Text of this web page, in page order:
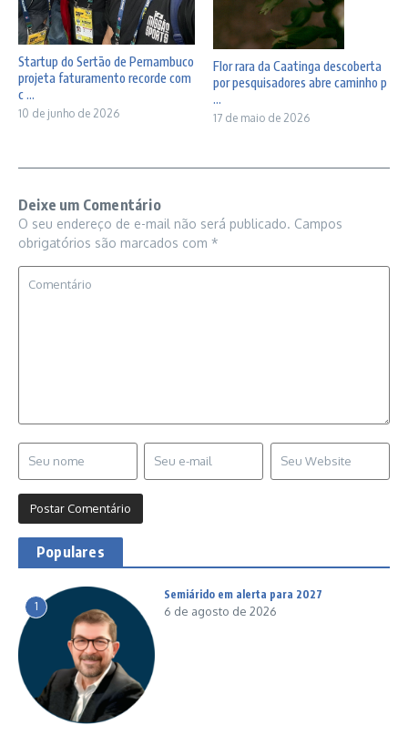
Startup do Sertão de Pernambuco
projeta faturamento recorde com
c ...
10 de junho de 2026
Flor rara da Caatinga descoberta
por pesquisadores abre caminho p
...
17 de maio de 2026
Deixe um Comentário
O seu endereço de e-mail não será publicado. Campos
obrigatórios são marcados com *
Populares
1
Semiárido em alerta para 2027
6 de agosto de 2026